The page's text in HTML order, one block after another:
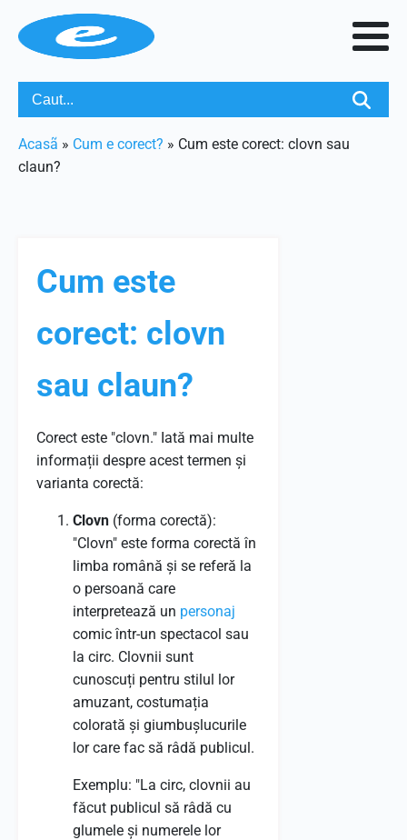
Acasã » Cum e corect? » Cum este corect: clovn sau
claun?
Cum este
corect: clovn
sau claun?
Corect este "clovn." Iată mai multe
informații despre acest termen și
varianta corectă:
Clovn (forma corectă):
"Clovn" este forma corectă în
limba română și se referă la
o persoană care
interpretează un personaj
comic într-un spectacol sau
la circ. Clovnii sunt
cunoscuți pentru stilul lor
amuzant, costumația
colorată și giumbușlucurile
lor care fac să râdă publicul.
Exemplu: "La circ, clovnii au
făcut publicul să râdă cu
glumele și numerele lor